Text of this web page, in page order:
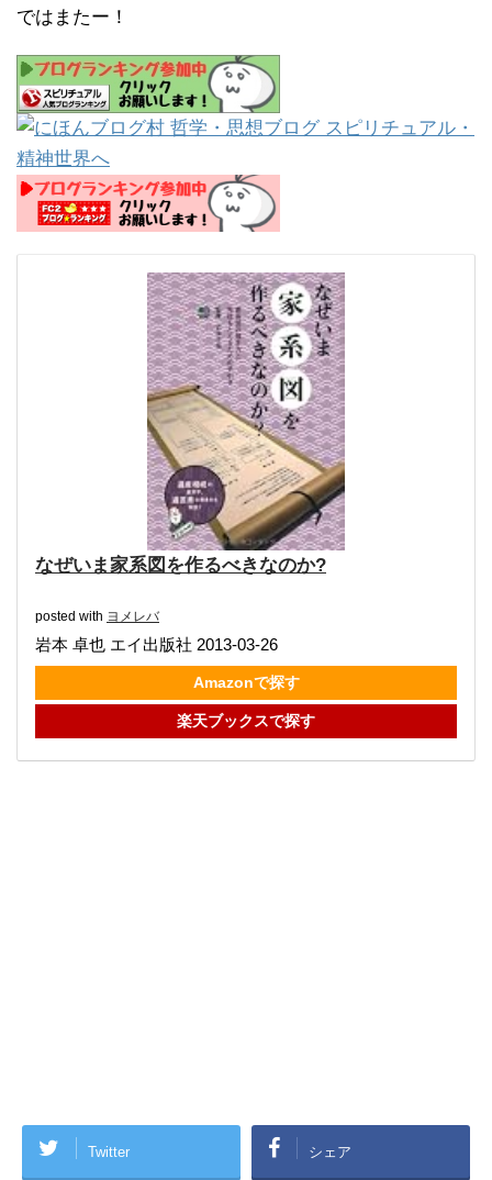
ではまたー！
なぜいま家系図を作るべきなのか?
posted with ヨメレバ
岩本 卓也 エイ出版社 2013-03-26
Amazonで探す
楽天ブックスで探す
Twitter シェア